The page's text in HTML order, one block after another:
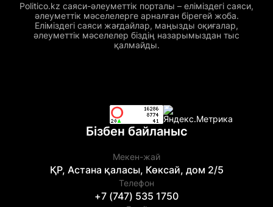
Politico.kz саяси-әлеуметтік порталы – еліміздегі саяси,
әлеуметтік мәселелерге арналған бірегей жоба.
Еліміздегі саяси жағдайлар, маңызды оқиғалар,
әлеуметтік мәселелер біздің назарымыздан тыс
қалмайды.
Бізбен байланыс
Мекен-жай
ҚР, Астана қаласы, Көксай, дом 2/5
Телефон
+7 (747) 535 1750